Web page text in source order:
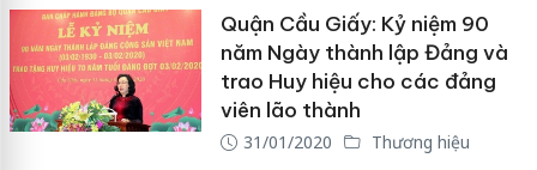
Quận Cầu Giấy: Kỷ niệm 90
năm Ngày thành lập Đảng và
trao Huy hiệu cho các đảng
viên lão thành
31/01/2020 Thương hiệu